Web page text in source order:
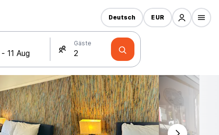
Gäste
Deutsch EUR